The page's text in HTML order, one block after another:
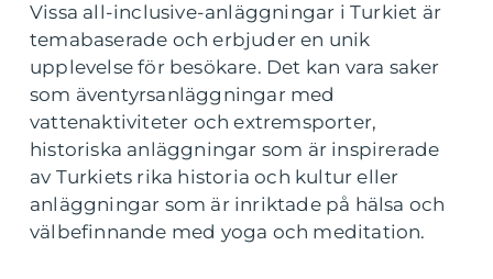
Vissa all-inclusive-anläggningar i Turkiet är
temabaserade och erbjuder en unik
upplevelse för besökare. Det kan vara saker
som äventyrsanläggningar med
vattenaktiviteter och extremsporter,
historiska anläggningar som är inspirerade
av Turkiets rika historia och kultur eller
anläggningar som är inriktade på hälsa och
välbefinnande med yoga och meditation.